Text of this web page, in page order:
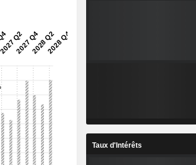
Taux d'Intérêts